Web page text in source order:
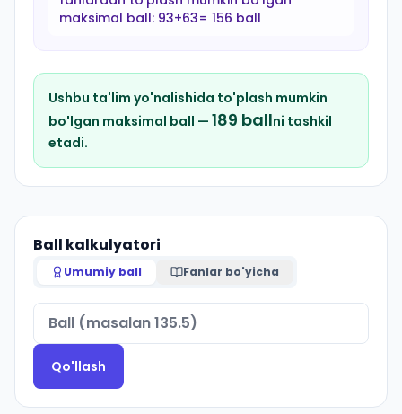
maksimal ball: 93+63= 156 ball
Ushbu ta'lim yo'nalishida to'plash mumkin
bo'lgan maksimal ball — 189 ballni tashkil
etadi.
Ball kalkulyatori
Umumiy ball Fanlar bo'yicha
Qo'llash